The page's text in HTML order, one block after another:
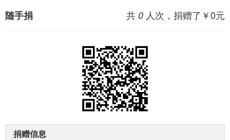
共 0 人次，捐赠了￥0元
随手捐
捐赠信息